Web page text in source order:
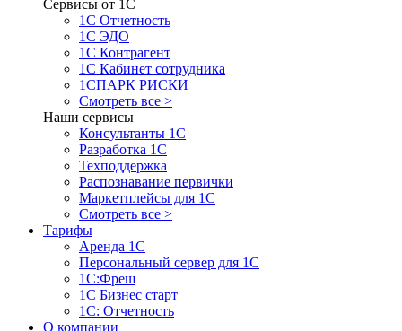
Сервисы от 1С
1С Отчетность
1С ЭДО
1С Контрагент
1С Кабинет сотрудника
1СПАРК РИСКИ
Смотреть все >
Наши сервисы
Консультанты 1С
Разработка 1С
Техподдержка
Распознавание первички
Маркетплейсы для 1С
Смотреть все >
Тарифы
Аренда 1С
Персональный сервер для 1С
1С:Фреш
1С Бизнес старт
1С: Отчетность
О компании